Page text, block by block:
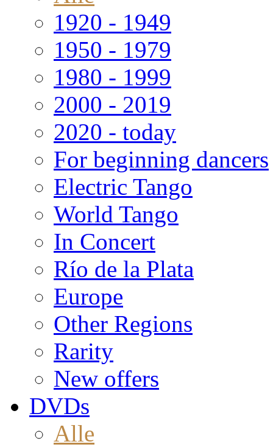
1920 - 1949
1950 - 1979
1980 - 1999
2000 - 2019
2020 - today
For beginning dancers
Electric Tango
World Tango
In Concert
Río de la Plata
Europe
Other Regions
Rarity
New offers
DVDs
Alle